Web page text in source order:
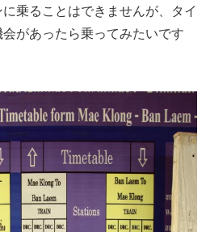
乗ることはできませんが、タイ
があったら乗ってみたいです